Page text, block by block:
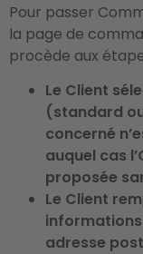
Pour passer
la page de
procède aux
Le Client
(standard
concerné
auquel cas
proposée
Le Client
adresse